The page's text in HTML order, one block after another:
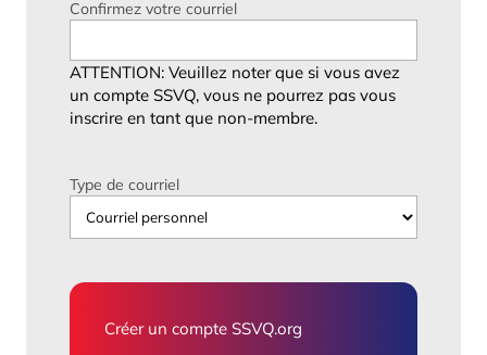
Confirmez votre courriel
ATTENTION: Veuillez noter que si vous avez
un compte SSVQ, vous ne pourrez pas vous
inscrire en tant que non-membre.
Type de courriel
Créer un compte SSVQ.org